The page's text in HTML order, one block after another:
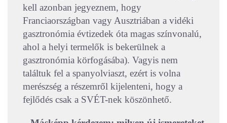
kell azonban jegyeznem, hogy
Franciaországban vagy Ausztriában a vidéki
gasztronómia évtizedek óta magas színvonalú,
ahol a helyi termelők is bekerülnek a
gasztronómia körfogásába). Vagyis nem
találtuk fel a spanyolviaszt, ezért is volna
merészség a részemről kijelenteni, hogy a
fejlődés csak a SVÉT-nek köszönhető.